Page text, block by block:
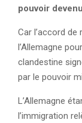
pouvoir
Car l’accord
l’Allemagne
clandestine
par le pouvoir
L’Allemagne
l’immigration